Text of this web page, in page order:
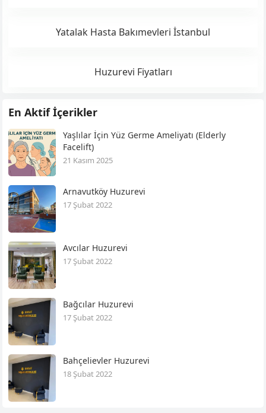
Yatalak Hasta Bakımevleri İstanbul
Huzurevi Fiyatları
En Aktif İçerikler
Yaşlılar İçin Yüz Germe Ameliyatı (Elderly
Facelift)
21 Kasım 2025
Arnavutköy Huzurevi
17 Şubat 2022
Avcılar Huzurevi
17 Şubat 2022
Bağcılar Huzurevi
17 Şubat 2022
Bahçelievler Huzurevi
18 Şubat 2022